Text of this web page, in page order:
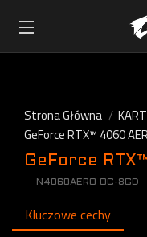
Strona Główna
GeForce RTX™ 4060
GeForce
N4060AERO OC-8GD
Kluczowe cechy